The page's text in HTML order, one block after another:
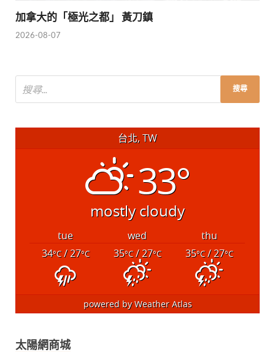
加拿大的「極光之都」 黃刀鎮
2026-08-07
台北, TW
33°
mostly cloudy
tue wed
thu
34°C/ 27°C 35°C/ 27°C 35°C/ 27°C
powered byWeather Atlas
太陽網商城